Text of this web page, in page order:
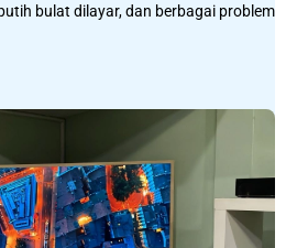
bulat dilayar, dan berbagai problem